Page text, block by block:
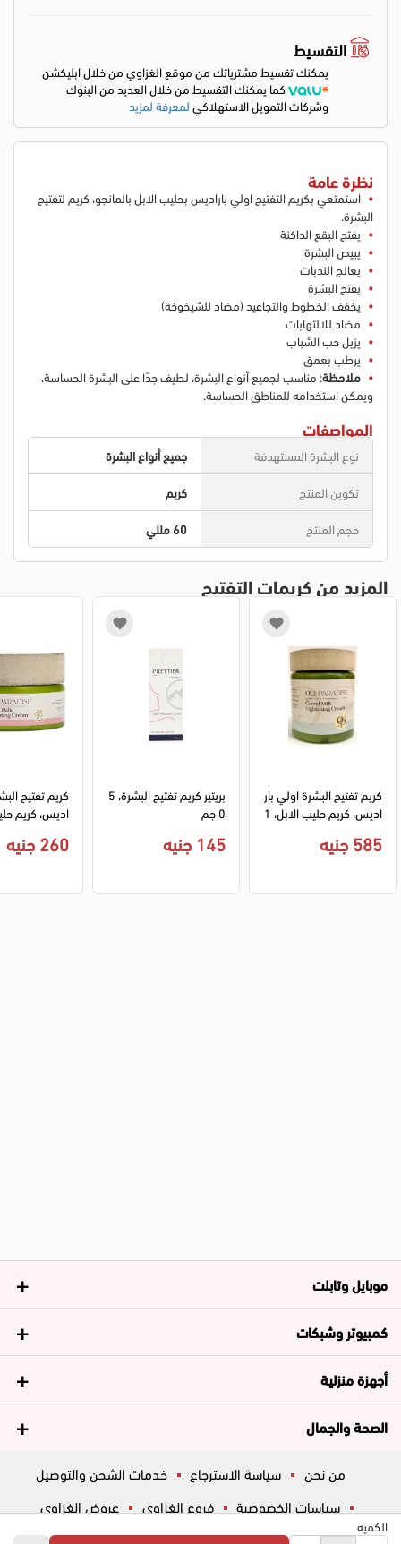
الكميه
التقسيط
يمكنك تقسيط مشترياتك من موقع الغزاوي من خلال ابليكشن
كما يمكنك التقسيط من خلال العديد من البنوك
وشركات التمويل الاستهلاكيلمعرفة لمزيد
نظرة عامة
استمتعي بكريم التفتيح اولي باراديس بحليب الابل بالمانجو، كريم لتفتيح
البشرة.
يفتح البقع الداكنة
يبيض البشرة
يعالج الندبات
يفتح البشرة
يخفف الخطوط والتجاعيد (مضاد للشيخوخة)
مضاد للالتهابات
يزيل حب الشباب
يرطب بعمق
ملاحظة: مناسب لجميع أنواع البشرة، لطيف جدًا على البشرة الحساسة،
ويمكن استخدامه للمناطق الحساسة.
المواصفات
نوع البشرة المستهدفة
جميع أنواع البشرة
تكوين المنتج
كريم
حجم المنتج
60 مللي
المزيد من كريمات التفتيح
كريم تفتيح البشرة اولي بار
اديس، كريم حليب الابل، 1
585 جنيه
بريتير كريم تفتيح البشرة، 5
0 جم
145 جنيه
كريم تفتيح
اديس، كريم
260 جنيه
موبايل وتابلت
كمبيوتر وشبكات
أجهزة منزلية
الصحة والجمال
من نحن سياسة الاسترجاع
خدمات الشحن والتوصيل
سياسات الخصوصية
فروع الغزاوي
عروض الغزاوي
المساعدة
ڤاليو أسئلة شائعة